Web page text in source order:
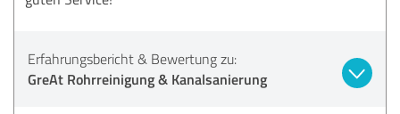
Erfahrungsbericht & Bewertung zu:
GreAt Rohrreinigung & Kanalsanierung